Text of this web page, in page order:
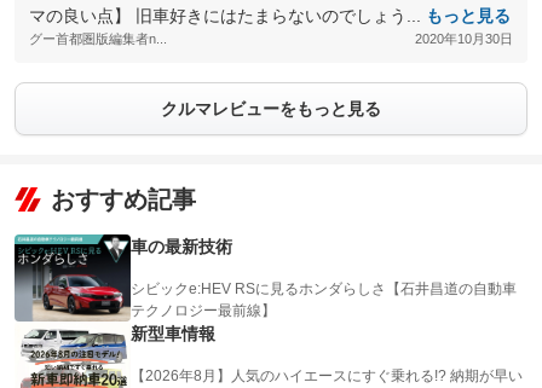
マの良い点】 旧車好きにはたまらないのでしょう... もっと見る
グー首都圏版編集者n... 2020年10月30日
クルマレビューをもっと見る
おすすめ記事
車の最新技術
シビックe:HEV RSに見るホンダらしさ【石井昌道の自動車
テクノロジー最前線】
新型車情報
【2026年8月】人気のハイエースにすぐ乗れる!? 納期が早い